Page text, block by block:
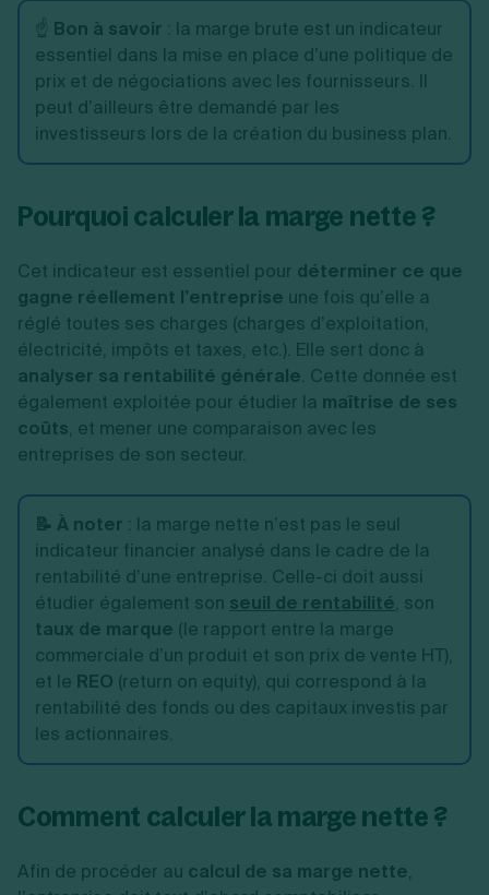
☝️ Bon à savoir : la marge brute est un indicateur
essentiel dans la mise en place d’une politique de
prix et de négociations avec les fournisseurs. Il
peut d’ailleurs être demandé par les
investisseurs lors de la création du business plan.
Pourquoi calculer la marge nette ?
Cet indicateur est essentiel pour déterminer ce que
gagne réellement l’entreprise une fois qu’elle a
réglé toutes ses charges (charges d’exploitation,
électricité, impôts et taxes, etc.). Elle sert donc à
analyser sa rentabilité générale. Cette donnée est
également exploitée pour étudier la maîtrise de ses
coûts, et mener une comparaison avec les
entreprises de son secteur.
📝 À noter : la marge nette n’est pas le seul
indicateur financier analysé dans le cadre de la
rentabilité d’une entreprise. Celle-ci doit aussi
étudier également son seuil de rentabilité, son
taux de marque (le rapport entre la marge
commerciale d’un produit et son prix de vente HT),
et le REO (return on equity), qui correspond à la
rentabilité des fonds ou des capitaux investis par
les actionnaires.
Comment calculer la marge nette ?
Afin de procéder au calcul de sa marge nette,